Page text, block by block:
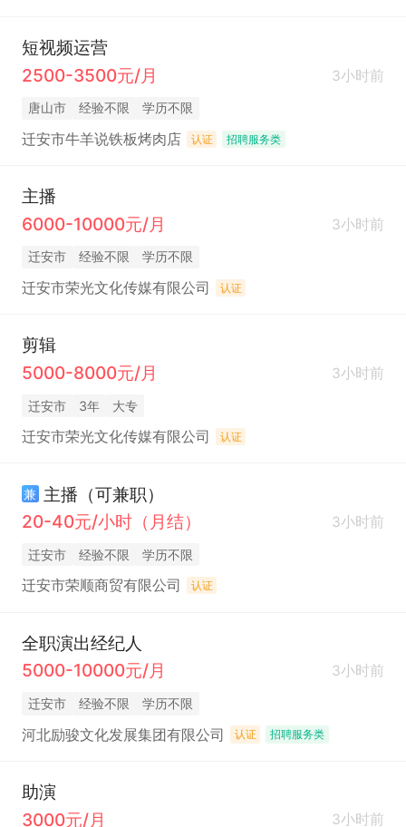
短视频运营
2500-3500元/月
3小时前
唐山市 经验不限 学历不限
迁安市牛羊说铁板烤肉店 认证 招聘服务类
主播
6000-10000元/月
3小时前
迁安市 经验不限 学历不限
迁安市荣光文化传媒有限公司 认证
剪辑
5000-8000元/月
3小时前
迁安市 3年 大专
迁安市荣光文化传媒有限公司 认证
兼 主播（可兼职）
20-40元/小时（月结）
3小时前
迁安市 经验不限 学历不限
迁安市荣顺商贸有限公司 认证
全职演出经纪人
5000-10000元/月
3小时前
迁安市 经验不限 学历不限
河北励骏文化发展集团有限公司 认证 招聘服务类
助演
3000元/月
3小时前